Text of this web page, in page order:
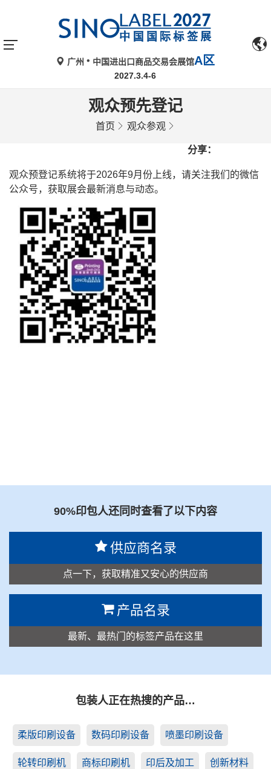
广州 中国进出口商品交易会展馆A区
2027.3.4-6
观众预先登记
首页 观众参观
分享：
观众预登记系统将于2026年9月份上线，请关注我们的微信
公众号，获取展会最新消息与动态。
90%印包人还同时查看了以下内容
供应商名录
点一下，获取精准又安心的供应商
产品名录
最新、最热门的标签产品在这里
包装人正在热搜的产品…
柔版印刷设备 数码印刷设备 喷墨印刷设备
轮转印刷机 商标印刷机 印后及加工 创新材料